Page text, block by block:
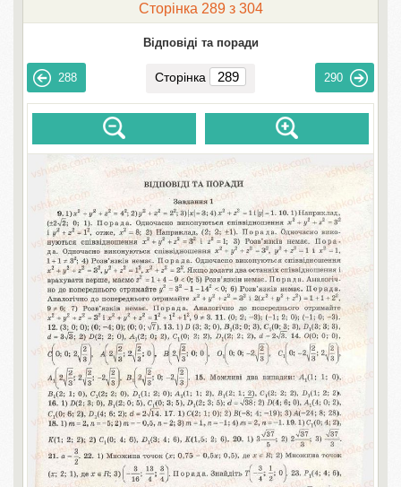
Сторінка 289 з 304
Відповіді та поради
288 Сторінка 290